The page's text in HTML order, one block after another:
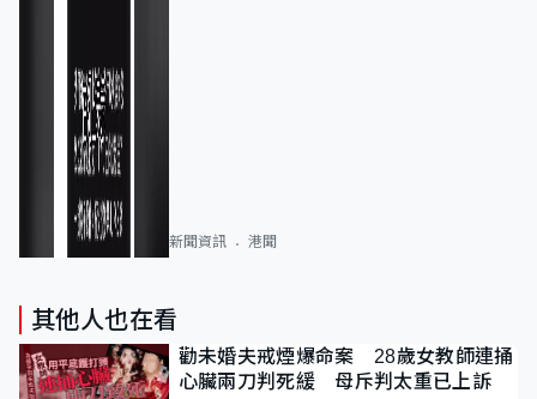
新聞資訊 港聞
其他人也在看
勸未婚夫戒煙爆命案 28歲女教師連捅
心臟兩刀判死緩 母斥判太重已上訴